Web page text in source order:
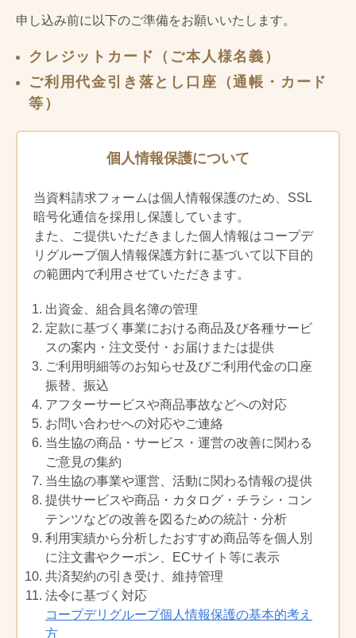
意見をお聞きするなどして、宅配事業の
検討させていただく場合があります。
前項の規定にかかわらず、次の場合には
利用登録をお断りすることがあります。
金等の支払いを怠ったことがある場合
など、代金のお支払いに不安がある場
合
ービスの利用条件に合わず、円滑なサ
ービス利用が困難と想定される場合
③過剰な要求など生協とのトラブルが多
い場合、その他宅配事業のサービスの
円滑な提供に支障が想定される場合
の反社会的勢力であると認められる場
合
次の場合、生協は、行政庁の許可を得た
上で、組合員以外の方に対しても、生協
の定めにしたがって利用登録を受け付け
ることにより、前条に定める宅配事業の
サービスを利用させることができます。
その際、利用者は代金等の支払方法につ
いて生協との協議の上定め、必要な対応
を行うものとします。
①教育文化施設・医療施設・社会福祉施
設の設置者が施設利用者へのサービス
の提供に必要な物品を購入する場合
②被災地からの避難者が、災害発生から
一定期間の間、生活に必要な物品を購
入する場合
③1 ヶ月以内の期間を定めて、お試し利用
する場合
利用者は、別途の登録により WEB 注文シ
ステムを利用することができます。前項
により商品カタログ等のお届けが停止さ
れている場合でも、WEB 注文システムの
（商品の注文）
商品の注文は、当生協の指定する複数の
方法（ＯＣＲ注文書・インターネット・
て行うものとします。
手続きおよび取り扱いは、当生協の定め
によります。
注文受付締切後のキャンセルは、原則と
してお受けできません。
（利用制限）
第５条 注文した商品の数量・金額が、一般家庭
での利用限度を超える注文であると当生
協が判断した場合は、注文時または、引
渡し時の支払いを求めることがありま
す。
利用金額の限度は、コープデリ宅配合計
で５万円/週を原則とします。それ以上の
利用を希望する場合は、当生協に相談す
るものとします。
（商品のお届け）
第６条 商品は毎週決まった曜日にお届けしま
す。利用方法は、個人にお届けする個人
利用と、２人以上の組合員に一括してお
届けするグループ利用、指定の施設に商
品を取りに来ていただく利用等がありま
す。商品・商品カタログのお届けは、利
用方法・金額により「ご利用手数料に関
申し込み前に以下のご準備をお願いいたします。
クレジットカード（ご本人様名義）
ご利用代金引き落とし口座（通帳・カード
等）
個人情報保護について
当資料請求フォームは個人情報保護のため、SSL
暗号化通信を採用し保護しています。
また、ご提供いただきました個人情報はコープデ
リグループ個人情報保護方針に基づいて以下目的
の範囲内で利用させていただきます。
出資金、組合員名簿の管理
定款に基づく事業における商品及び各種サービ
スの案内・注文受付・お届けまたは提供
ご利用明細等のお知らせ及びご利用代金の口座
振替、振込
アフターサービスや商品事故などへの対応
お問い合わせへの対応やご連絡
当生協の商品・サービス・運営の改善に関わる
ご意見の集約
当生協の事業や運営、活動に関わる情報の提供
提供サービスや商品・カタログ・チラシ・コン
テンツなどの改善を図るための統計・分析
利用実績から分析したおすすめ商品等を個人別
に注文書やクーポン、ECサイト等に表示
共済契約の引き受け、維持管理
法令に基づく対応
コープデリグループ個人情報保護の基本的考え
方